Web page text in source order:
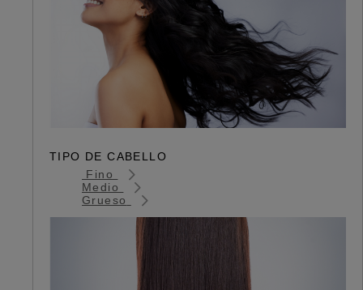
TIPO DE CABELLO
Fino
Medio
Grueso